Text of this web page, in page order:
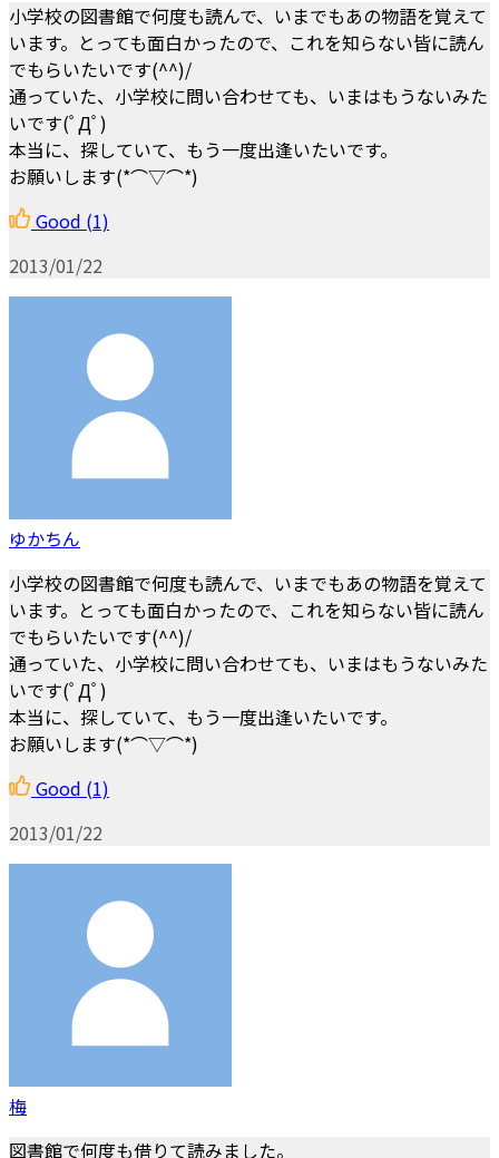
小学校の図書館で何度も読んで、いまでもあの物語を覚えて
います。とっても面白かったので、これを知らない皆に読ん
でもらいたいです(^^)/
通っていた、小学校に問い合わせても、いまはもうないみた
いです(ﾟДﾟ)
本当に、探していて、もう一度出逢いたいです。
お願いします(*⌒▽⌒*)
Good (1)
2013/01/22
ゆかちん
小学校の図書館で何度も読んで、いまでもあの物語を覚えて
います。とっても面白かったので、これを知らない皆に読ん
でもらいたいです(^^)/
通っていた、小学校に問い合わせても、いまはもうないみた
いです(ﾟДﾟ)
本当に、探していて、もう一度出逢いたいです。
お願いします(*⌒▽⌒*)
Good (1)
2013/01/22
梅
図書館で何度も借りて読みました。